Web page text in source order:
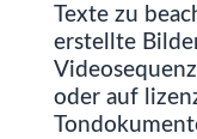
Texte zu
erstellte
oder auf